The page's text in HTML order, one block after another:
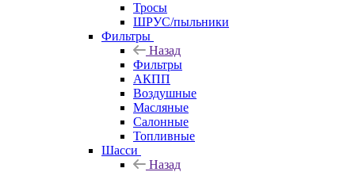
Тросы
ШРУС/пыльники
Фильтры
Назад
Фильтры
АКПП
Воздушные
Масляные
Салонные
Топливные
Шасси
Назад